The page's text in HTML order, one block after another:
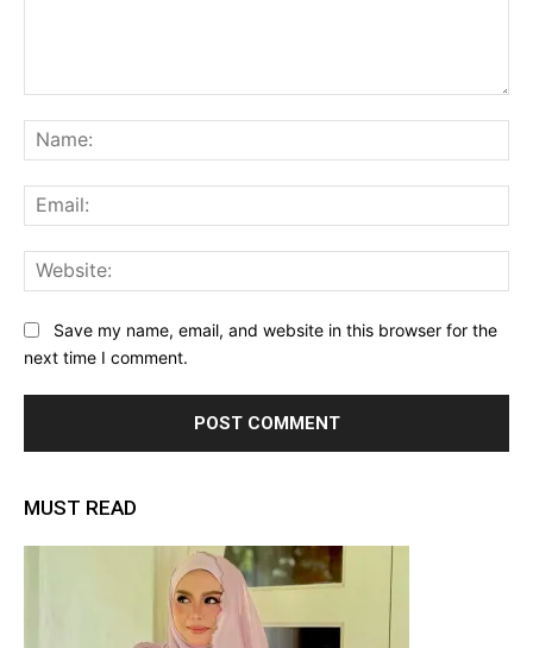
Save my name, email, and website in this browser for the
next time I comment.
MUST READ